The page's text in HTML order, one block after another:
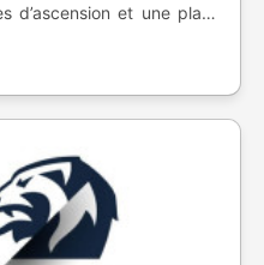
d’ascension et une place
alors que l’avant-avant